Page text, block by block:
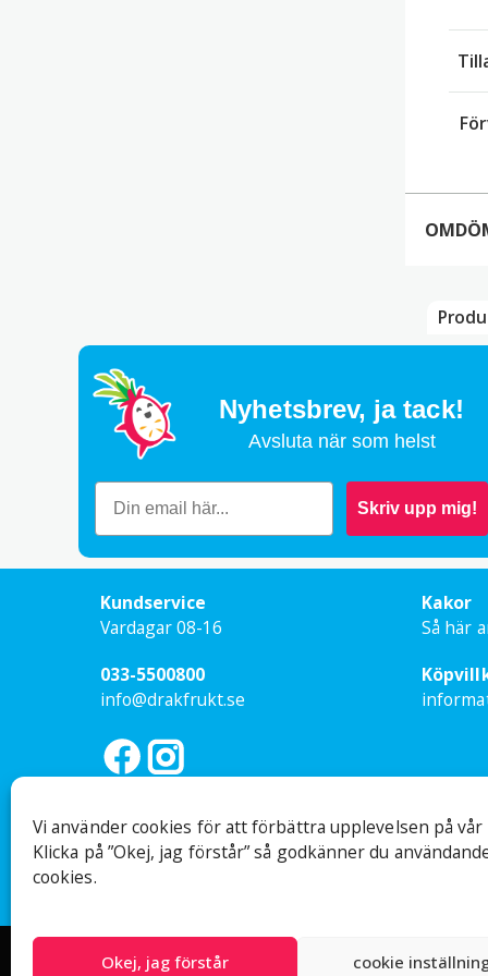
Vi använder cookies för att förbättra upplevelsen på vår
Klicka på ”Okej, jag förstår” så godkänner du
cookies.
Okej, jag förstår cookie
Nyhetsbrev, ja tack!
Avsluta när som helst
Skriv upp mig!
Kundservice
Vardagar 08-16
033-5500800
info@drakfrukt.se
Kakor
Så här